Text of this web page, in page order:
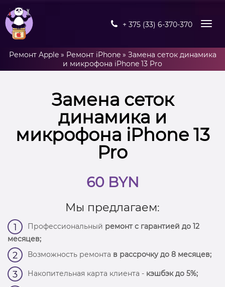
+ 375 (33) 6-370-370
Ремонт Apple» Ремонт iPhone» Замена сеток динамика
и микрофона iPhone 13 Pro
Замена сеток
динамика и
микрофона iPhone 13
Pro
60 BYN
Мы предлагаем:
1 Профессиональный ремонт с гарантией до 12
месяцев;
2 Возможность ремонта в рассрочку до 8 месяцев;
3 Накопительная карта клиента - кэшбэк до 5%;